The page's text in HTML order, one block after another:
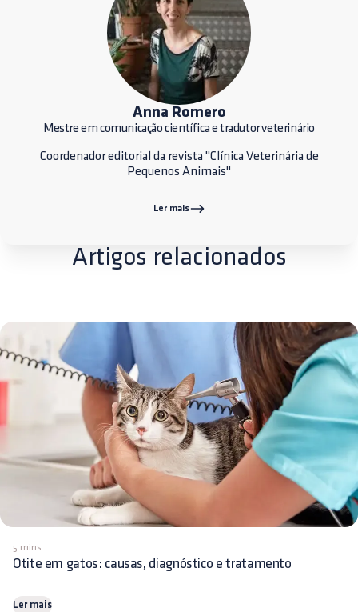
Anna Romero
Mestre em comunicação científica e tradutor veterinário
Coordenador editorial da revista "Clínica Veterinária de
Pequenos Animais"
Ler mais
Artigos relacionados
5 mins
Otite em gatos: causas, diagnóstico e tratamento
Ler mais